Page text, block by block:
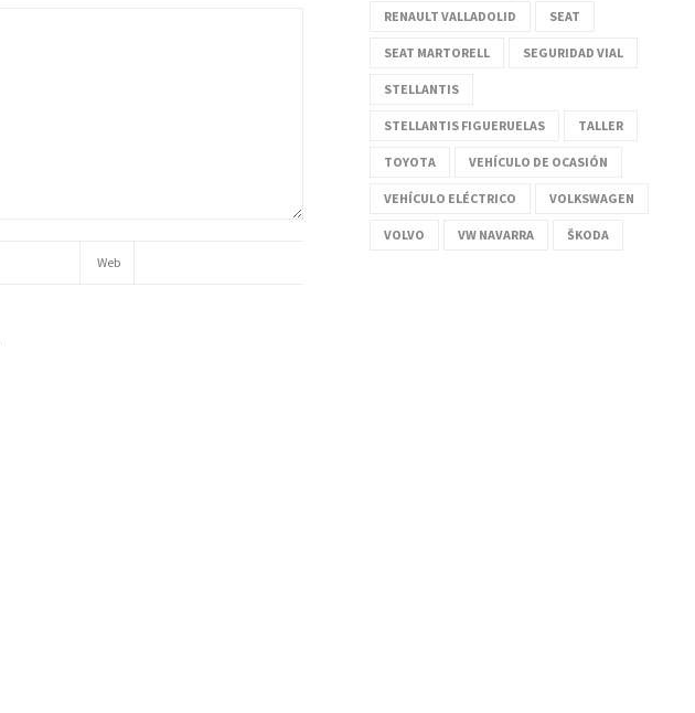
RENAULT VALLADOLID SEAT
SEAT MARTORELL SEGURIDAD VIAL
STELLANTIS
STELLANTIS FIGUERUELAS TALLER
TOYOTA VEHÍCULO DE OCASIÓN
VEHÍCULO ELÉCTRICO VOLKSWAGEN
VOLVO VW NAVARRA ŠKODA